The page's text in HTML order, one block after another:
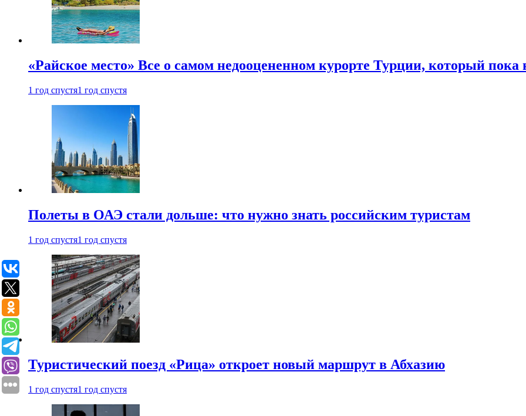
«Райское место» Все о самом недооцененном курорте Турции, который пока
1 год спустя1 год спустя
Полеты в ОАЭ стали дольше: что нужно знать российским туристам
1 год спустя1 год спустя
Туристический поезд «Рица» откроет новый маршрут в Абхазию
1 год спустя1 год спустя